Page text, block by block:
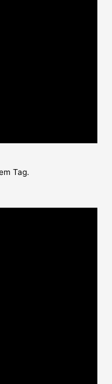
Tag.